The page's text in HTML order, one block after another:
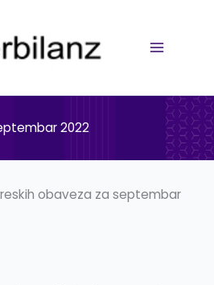
2022
obaveza za septembar